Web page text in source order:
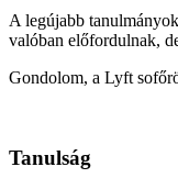
A legújabb
valóban előfordulnak,
Gondolom, a Lyft
Tanulság